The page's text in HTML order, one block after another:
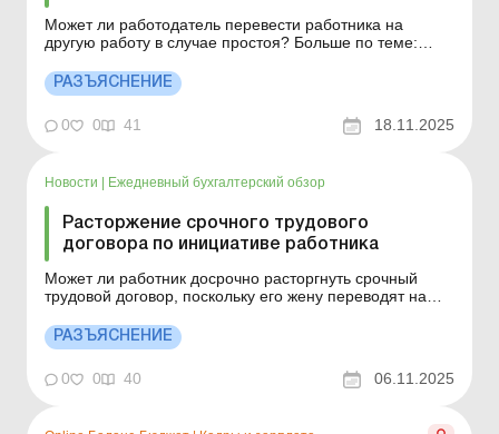
Может ли работодатель перевести работника на
другую работу в случае простоя? Больше по теме:
на период простоя Докладная записка начальника
отдела кадров о временном переводе работника на
согласии на вре...
РАЗЪЯСНЕНИЕ
0 0 41 18.11.2025
Новости Ежедневный бухгалтерский обзор
Расторжение срочного трудового
договора по инициативе работника
Может ли работник досрочно расторгнуть срочный
трудовой договор, поскольку его жену переводят на
трудовой договор: условия заключения и
прекращения, образцы оформления В соответствии со
ст. 39 КЗоТ срочный трудовой договор может быть
расторгнут ...
РАЗЪЯСНЕНИЕ
0 0 40 06.11.2025